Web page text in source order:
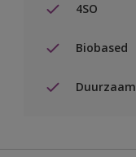
4SO
Biobased
Duurzaam